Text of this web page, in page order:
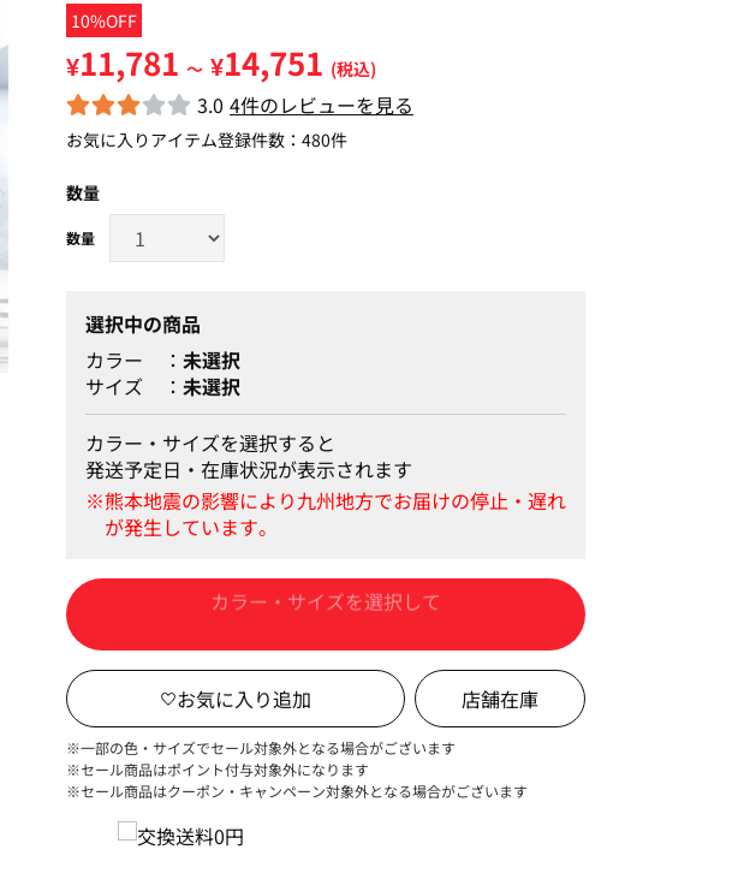
10%OFF
¥11,781 ～ ¥14,751 (税込)
3.0 4件のレビューを見る
お気に入りアイテム登録件数： 480件
数量
選択中の商品
カラー
未選択
サイズ
未選択
カラー・サイズを選択すると
発送予定日・在庫状況が表示されます
カートに入れる
店舗在庫
※一部の色・サイズでセール対象外となる場合がございます
※セール商品はポイント付与対象外になります
※セール商品はクーポン・キャンペーン対象外となる場合がございます